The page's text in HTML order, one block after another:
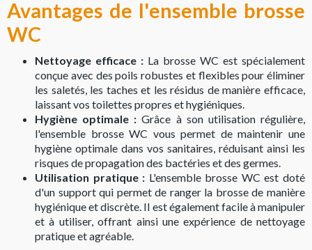
Avantages de l'ensemble brosse
WC
Nettoyage efficace : La brosse WC est spécialement
conçue avec des poils robustes et flexibles pour éliminer
les saletés, les taches et les résidus de manière efficace,
laissant vos toilettes propres et hygiéniques.
Hygiène optimale : Grâce à son utilisation régulière,
l'ensemble brosse WC vous permet de maintenir une
hygiène optimale dans vos sanitaires, réduisant ainsi les
risques de propagation des bactéries et des germes.
Utilisation pratique : L'ensemble brosse WC est doté
d'un support qui permet de ranger la brosse de manière
hygiénique et discrète. Il est également facile à manipuler
et à utiliser, offrant ainsi une expérience de nettoyage
pratique et agréable.